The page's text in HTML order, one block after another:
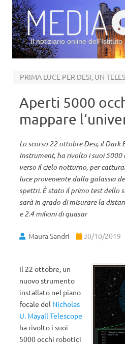
Il notiziario online
Aperti 5000
mappare
Lo scorso 22 ottobre Desi, il Dark
Instrument, ha rivolto i suoi
verso il cielo notturno, per
luce proveniente dalla galassia
spettri. È stato il primo test dello
sarà in grado di misurare la
e 2.4 milioni di quasar
Maura Sandri 30/10/2019
Il 22 ottobre, un
nuovo strumento
installato nel piano
focale del Nicholas
U. Mayall Telescope
ha rivolto i suoi
5000 occhi robotici